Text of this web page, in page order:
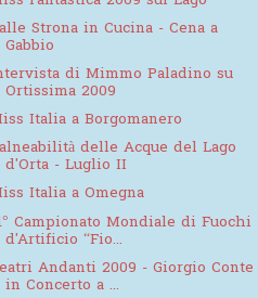
Strona in Cucina - Cena a
Gabbio
di Mimmo Paladino su
Ortissima 2009
Italia a Borgomanero
delle Acque del Lago
d'Orta - Luglio II
Italia a Omegna
Campionato Mondiale di Fuochi
d'Artificio “Fio...
Andanti 2009 - Giorgio Conte
in Concerto a ...